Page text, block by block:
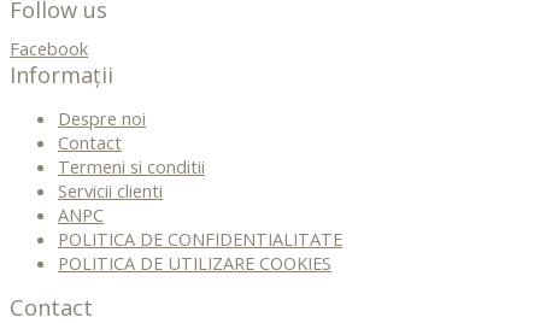
Follow us
Facebook
Informații
Despre noi
Contact
Termeni si conditii
Servicii clienti
ANPC
POLITICA DE CONFIDENTIALITATE
POLITICA DE UTILIZARE COOKIES
Contact